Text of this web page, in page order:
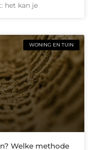
het kan je
WONING EN TUIN
Welke methode